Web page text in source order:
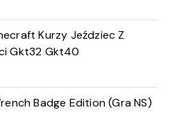
Kurzy Jeździec Z
Gkt32 Gkt40
Badge Edition (Gra NS)